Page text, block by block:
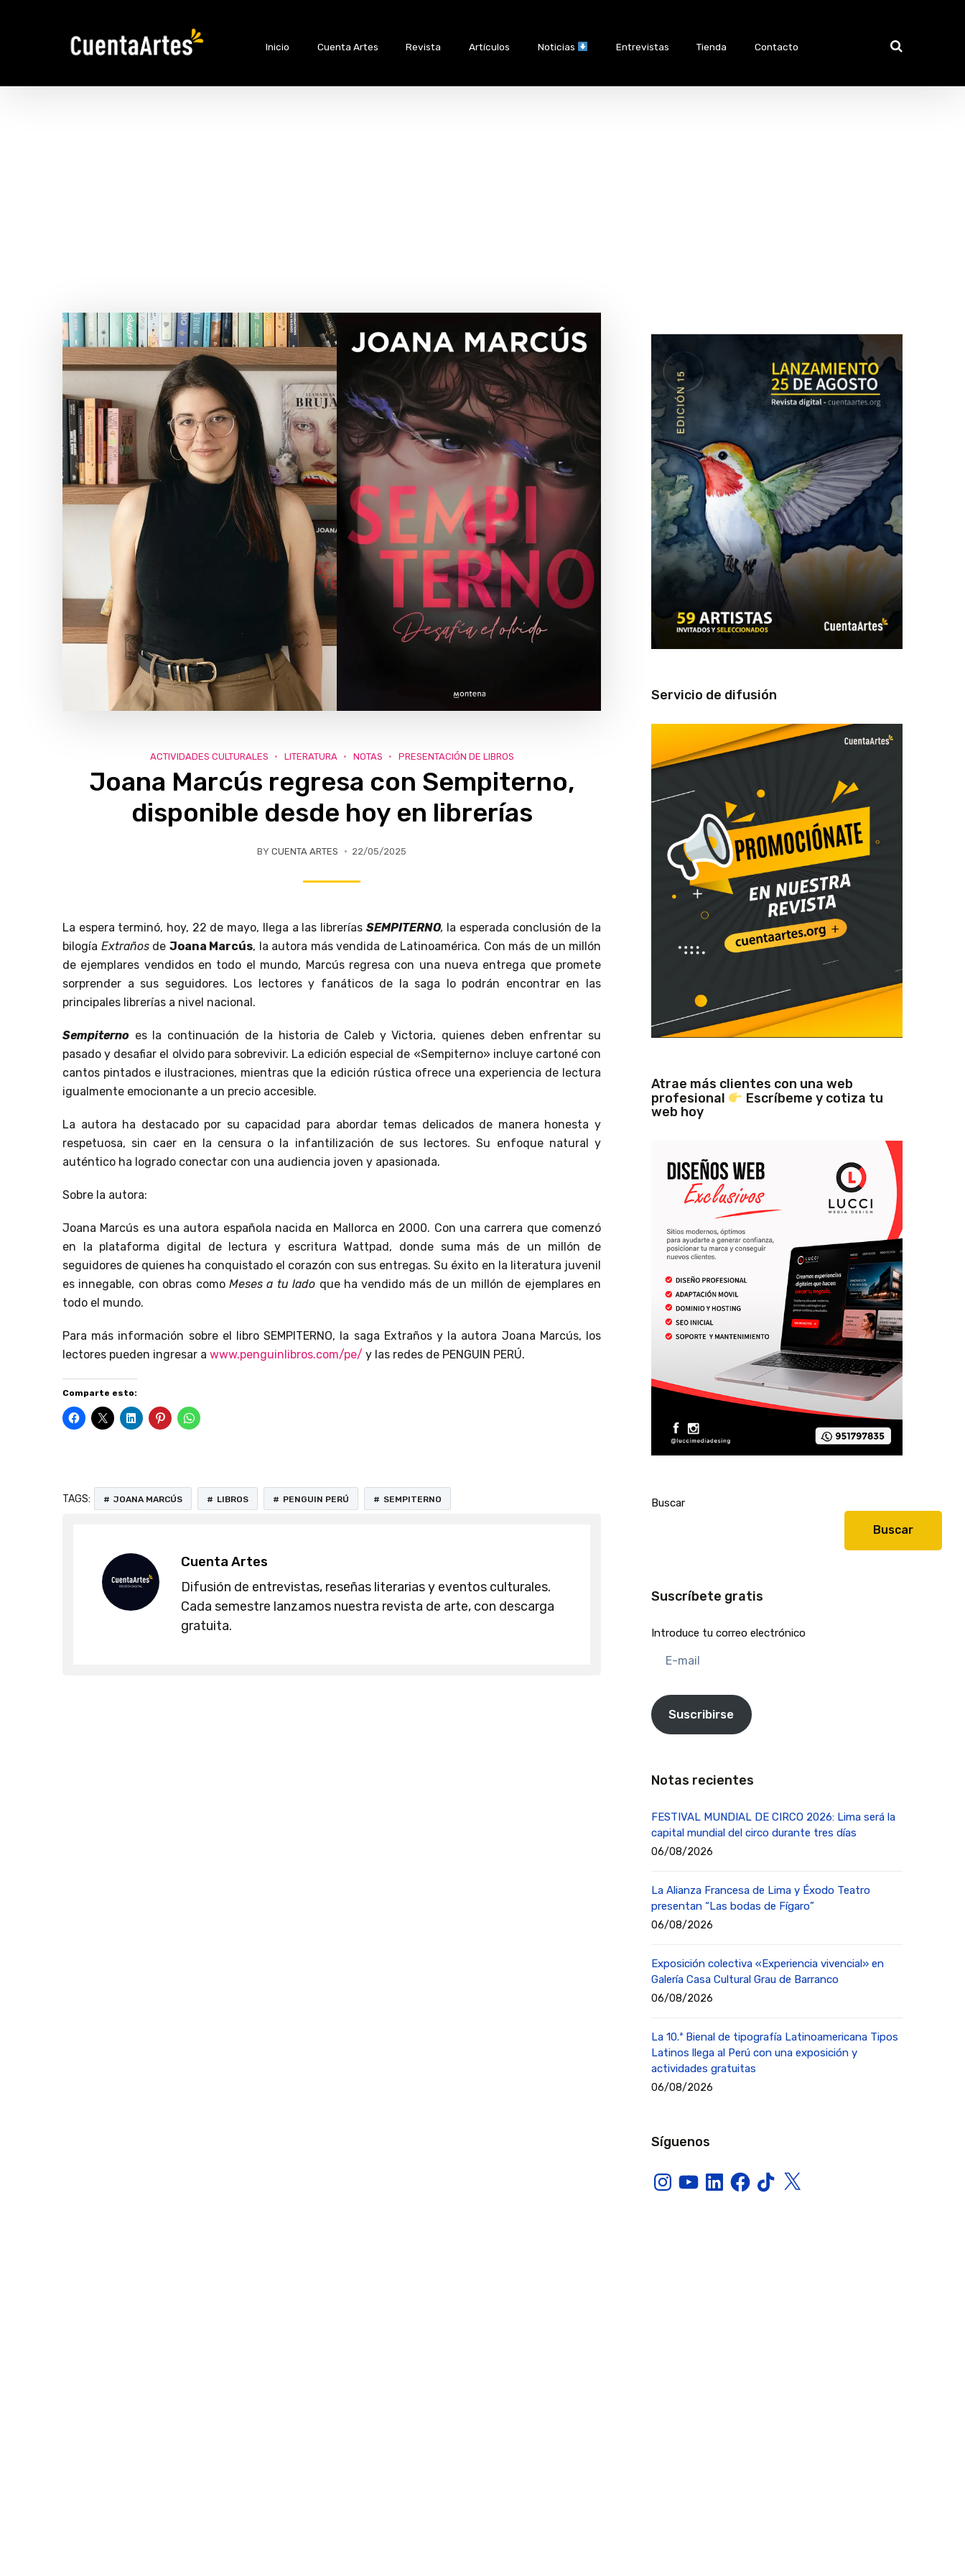
Inicio Cuenta Artes Revista Artículos Noticias Entrevistas Tienda Contacto
ACTIVIDADES CULTURALES LITERATURA NOTAS PRESENTACIÓN DE LIBROS
Joana Marcús regresa con Sempiterno,
disponible desde hoy en librerías
BY CUENTA ARTES 22/05/2025
La espera terminó, hoy, 22 de mayo, llega a las librerías SEMPITERNO, la esperada conclusión de la
bilogía Extrañosde Joana Marcús, la autora más vendida de Latinoamérica. Con más de un millón
de ejemplares vendidos en todo el mundo, Marcús regresa con una nueva entrega que promete
sorprender a sus seguidores. Los lectores y fanáticos de la saga lo podrán encontrar en las
principales librerías a nivel nacional.
Sempiterno es la continuación de la historia de Caleb y Victoria, quienes deben enfrentar su
pasado y desafiar el olvido para sobrevivir. La edición especial de «Sempiterno» incluye cartoné con
cantos pintados e ilustraciones, mientras que la edición rústica ofrece una experiencia de lectura
igualmente emocionante a un precio accesible.
La autora ha destacado por su capacidad para abordar temas delicados de manera honesta y
respetuosa, sin caer en la censura o la infantilización de sus lectores. Su enfoque natural y
auténtico ha logrado conectar con una audiencia joven y apasionada.
Sobre la autora:
Joana Marcús es una autora española nacida en Mallorca en 2000. Con una carrera que comenzó
en la plataforma digital de lectura y escritura Wattpad, donde suma más de un millón de
seguidores de quienes ha conquistado el corazón con sus entregas. Su éxito en la literatura juvenil
es innegable, con obras como Meses a tu lado que ha vendido más de un millón de ejemplares en
todo el mundo.
Para más información sobre el libro SEMPITERNO, la saga Extraños y la autora Joana Marcús, los
lectores pueden ingresar a www.penguinlibros.com/pe/ y las redes de PENGUIN PERÚ.
Comparte esto:
TAGS: JOANA MARCÚS LIBROS PENGUIN PERÚ SEMPITERNO
Cuenta Artes
Difusión de entrevistas, reseñas literarias y eventos culturales.
Cada semestre lanzamos nuestra revista de arte, con descarga
gratuita.
Servicio de difusión
Atrae más clientes con una web
profesional
Escríbeme y cotiza tu
web hoy
Buscar
Buscar
Suscríbete gratis
Introduce tu correo electrónico
mail
Suscribirse
Notas recientes
FESTIVAL MUNDIAL DE CIRCO 2026: Lima será la
capital mundial del circo durante tres días
06/08/2026
La Alianza Francesa de Lima y Éxodo Teatro
presentan “Las bodas de Fígaro”
06/08/2026
Exposición colectiva «Experiencia vivencial» en
Galería Casa Cultural Grau de Barranco
06/08/2026
La 10.ª Bienal de tipografía Latinoamericana Tipos
Latinos llega al Perú con una exposición y
actividades gratuitas
06/08/2026
Síguenos
InstagramYouTubeLinkedInFacebook
TikTokX